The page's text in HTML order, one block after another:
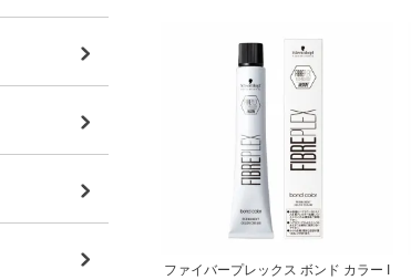
ファイバープレックス ボンド カラー I